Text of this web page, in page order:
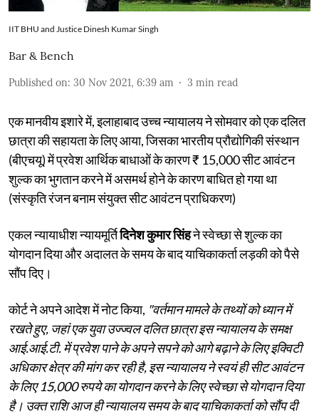
IIT BHU and Justice Dinesh Kumar Singh
Bar & Bench
Published on: 30 Nov 2021, 6:39 am 3 min read
एक मानवीय इशारे में, इलाहाबाद उच्च न्यायालय ने सोमवार को एक दलित
छात्रा की सहायता के लिए आया, जिसका भारतीय प्रौद्योगिकी संस्थान
(बीएचयू) में प्रवेश आर्थिक बाधाओं के कारण ₹ 15,000 सीट आवंटन
शुल्क का भुगतान करने में असमर्थ होने के कारण बाधित हो गया था
(संस्कृति रंजन बनाम संयुक्त सीट आवंटन प्राधिकरण)
एकल न्यायाधीश न्यायमूर्तिदिनेश कुमार सिंहने स्वेच्छा से शुल्क का
योगदान दिया और अदालत के समय के बाद याचिकाकर्ता लड़की को पैसे
सौंप दिए।
कोर्ट ने अपने आदेश में नोट किया, "वर्तमान मामले के तथ्यों को ध्यान में
रखते हुए, जहां एक युवा उज्ज्वल दलित छात्रा इस न्यायालय के समक्ष
आई.आई.टी. में प्रवेश पाने के अपने सपने को आगे बढ़ाने के लिए इक्विटी
अधिकार क्षेत्र की मांग कर रही है, इस न्यायालय ने स्वयं ही सीट आवंटन
के लिए 15,000 रुपये का योगदान करने के लिए स्वेच्छा से योगदान दिया
है। उक्त राशि आज ही न्यायालय समय के बाद याचिकाकर्ता को सौंप दी